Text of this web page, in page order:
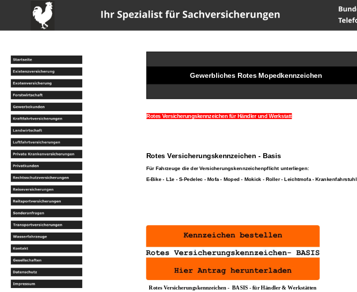
Gewerbliches Rotes Mopedkennzeichen
Rotes Versicherungskennzeichen für Händler und Werkstatt
Rotes Versicherungskennzeichen - Basis
Für Fahrzeuge die der Versicherungskennzeichenpflicht unterliegen:
E-Bike - L1e - S-Pedelec - Mofa - Moped - Mokick - Roller - Leichtmofa -
Rotes Versicherungskennzeichen - BASIS - für Händler & Werkstätten